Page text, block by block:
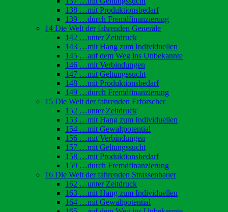
138 …mit Produktionsbedarf
139 …durch Fremdfinanzierung
14 Die Welt der fahrenden Generäle
142 …unter Zeitdruck
143 …mit Hang zum Individuellen
145 …auf dem Weg ins Unbekannte
146 …mit Verbindungen
147 …mit Geltungssucht
148 …mit Produktionsbedarf
149 …durch Fremdfinanzierung
15 Die Welt der fahrenden Erforscher
152 …unter Zeitdruck
153 …mit Hang zum Individuellen
154 …mit Gewaltpotential
156 …mit Verbindungen
157 …mit Geltungssucht
158 …mit Produktionsbedarf
159 …durch Fremdfinanzierung
16 Die Welt der fahrenden Strassenbauer
162 …unter Zeitdruck
163 …mit Hang zum Individuellen
164 …mit Gewaltpotential